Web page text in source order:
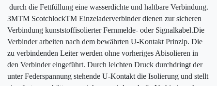
durch die Fettfüllung eine wasserdichte und haltbare Verbindung.
3MTM ScotchlockTM Einzeladerverbinder dienen zur sicheren
Verbindung kunststoffisolierter Fernmelde- oder Signalkabel.Die
Verbinder arbeiten nach dem bewährten U-Kontakt Prinzip. Die
zu verbindenden Leiter werden ohne vorheriges Abisolieren in
den Verbinder eingeführt. Durch leichten Druck durchdringt der
unter Federspannung stehende U-Kontakt die Isolierung und stellt